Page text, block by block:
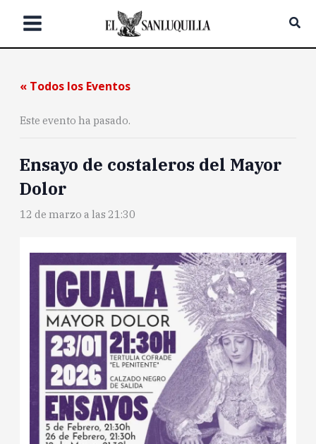
« Todos los Eventos
Este evento ha pasado.
Ensayo de costaleros del Mayor
Dolor
12 de marzo a las 21:30